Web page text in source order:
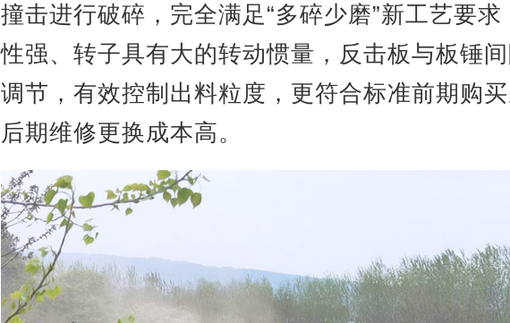
撞击进行破碎，完全满足“多碎少磨”新工艺要
性强、转子具有大的转动惯量，反击板与板锤
调节，有效控制出料粒度，更符合标准前期购
后期维修更换成本高。